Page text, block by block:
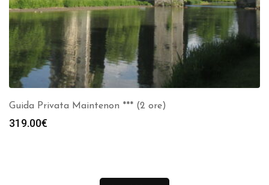
Guida Privata Maintenon *** (2 ore)
319.00€